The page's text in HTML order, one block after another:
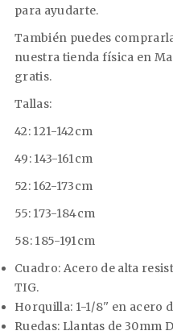
para ayudarte.
También puedes
nuestra tienda física en
gratis.
Tallas:
42: 121-142cm
49: 143-161cm
52: 162-173cm
55: 173-184cm
58: 185-191cm
Cuadro: Acero de alta
TIG.
Horquilla: 1-1/8'' en acero
Ruedas: Llantas de 30mm